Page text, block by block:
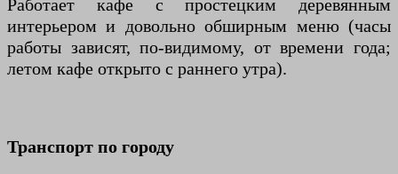
Работает кафе с простецким деревянным
интерьером и довольно обширным меню (часы
работы зависят, по-видимому, от времени года;
летом кафе открыто с раннего утра).
Транспорт по городу